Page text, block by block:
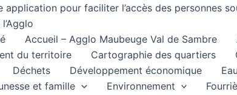
application pour faciliter l’accès des personnes
Accueil – Agglo Maubeuge Val de Sambre
du territoire
Cartographie des quartiers
Déchets Développement économique
et famille
Environnement